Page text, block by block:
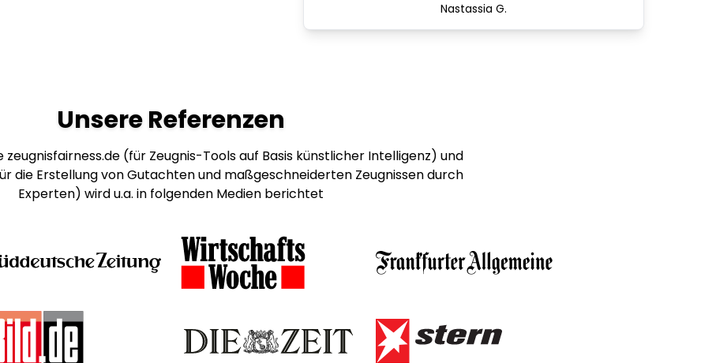
Nastassia G.
Unsere Referenzen
zeugnisfairness.de (für Zeugnis-Tools auf Basis künstlicher Intelligenz) und
die Erstellung von Gutachten und maßgeschneiderten Zeugnissen durch
Experten) wird u.a. in folgenden Medien berichtet